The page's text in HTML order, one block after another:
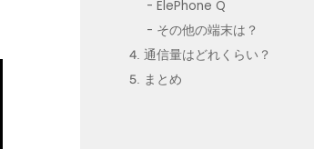
ElePhone Q
その他の端末は？
通信量はどれくらい？
まとめ